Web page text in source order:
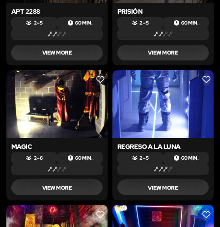
APT 2288
2 – 5 60 MIN.
VIEW MORE
PRISIÓN
2 – 5 60 MIN.
VIEW MORE
LIKE
MAGIC
2 – 6 60 MIN.
VIEW MORE
LIKE
REGRESO A LA LUNA
2 – 5 60 MIN.
VIEW MORE
LIKE LIKE